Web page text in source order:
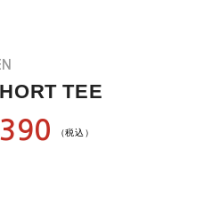
TEE
（税込）